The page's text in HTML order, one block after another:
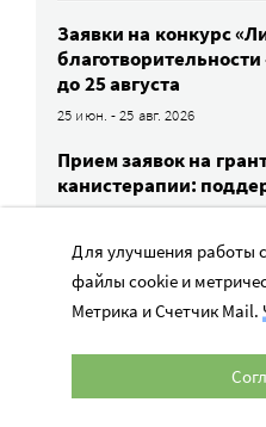
Заявки на конкурс
до 25 августа
25 июн. - 25 авг. 2026
Прием заявок на
канистерапии:
социальные проекты
6 июл. - 31 авг. 2026
НКО приглашают
подсолнух» –
успеха». Заявки
Для улучшения работы
файлы cookie и
Метрика и Счетчик Mail.